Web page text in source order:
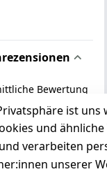
Bewertung
0
0 Bewertung(en)
abgeben
ist uns
und
verarbeiten
unserer